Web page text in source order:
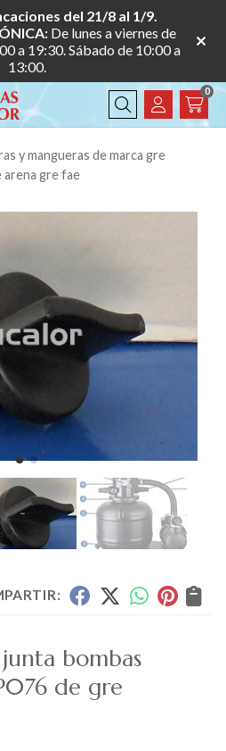
del 21/8 al 1/9.
De lunes a viernes de
a 19:30. Sábado de 10:00 a
13:00.
Buscar
0
y mangueras de marca gre
arena gre fae
bombas
de gre